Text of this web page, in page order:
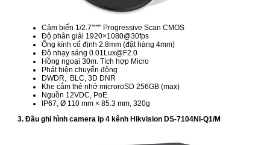
Cảm biến 1/2.7"""" Progressive Scan CMOS
Độ phân giải 1920×1080@30fps
Ống kính cố định 2.8mm (đặt hàng 4mm)
Độ nhạy sáng 0.01Lux@F2.0
Hồng ngoại 30m. Tích hợp Micro
Phát hiện chuyển động
DWDR, BLC, 3D DNR
Khe cắm thẻ nhớ microroSD 256GB (max)
Nguồn 12VDC, PoE
IP67, Ø 110 mm × 85.3 mm, 320g
3. Đầu ghi hình camera ip 4 kênh Hikvision DS-7104NI-Q1/M